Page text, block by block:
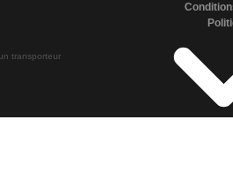
Trains de Malaga à Barcelone
Trains de Malaga à Madrid
Trains de Cordoue à Madrid
transporteur